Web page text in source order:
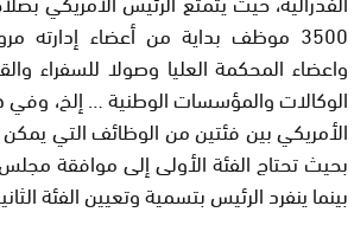
3500 موظف بداية من أعضاء إدارته
واعضاء المحكمة العليا وصولا للسفراء
الوكالات والمؤسسات الوطنية … إلخ، وفي
الأمريكي بين فئتين من الوظائف التي
بحيث تحتاج الفئة الأولى إلى موافقة
بينما ينفرد الرئيس بتسمية وتعيين الفئة